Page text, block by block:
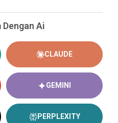
Dengan Ai
CLAUDE
GEMINI
PERPLEXITY